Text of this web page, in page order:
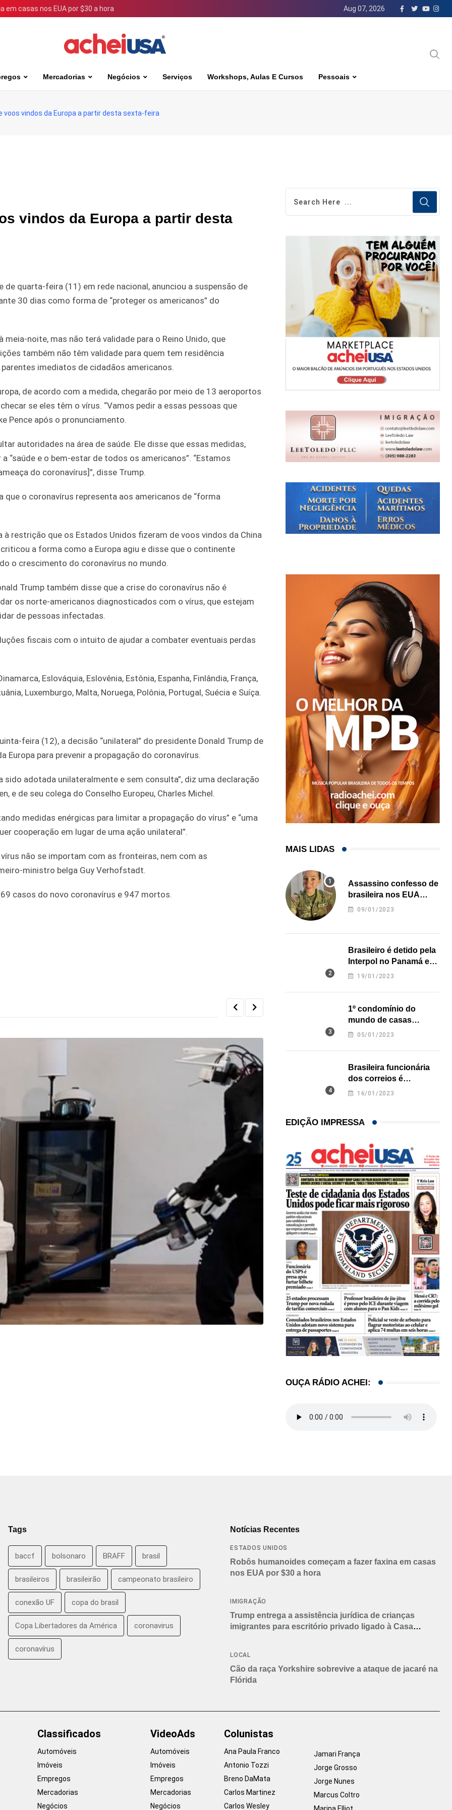
casas nos EUA por $30 a hora Aug 07, 2026
Mercadorias Negócios Serviços Workshops, Aulas E Cursos Pessoais
voos vindos da Europa a partir desta sexta-feira
vindos da Europa a partir desta
quarta-feira (11) em rede nacional, anunciou a suspensão de
30 dias como forma de “proteger os americanos” do
noite, mas não terá validade para o Reino Unido, que
também não têm validade para quem tem residência
imediatos de cidadãos americanos.
de acordo com a medida, chegarão por meio de 13 aeroportos
se eles têm o vírus. “Vamos pedir a essas pessoas que
Pence após o pronunciamento.
autoridades na área de saúde. Ele disse que essas medidas,
“saúde e o bem-estar de todos os americanos”. “Estamos
do coronavírus]”, disse Trump.
o coronavírus representa aos americanos de “forma
restrição que os Estados Unidos fizeram de voos vindos da China
a forma como a Europa agiu e disse que o continente
o crescimento do coronavírus no mundo.
Trump também disse que a crise do coronavírus não é
os norte-americanos diagnosticados com o vírus, que estejam
de pessoas infectadas.
fiscais com o intuito de ajudar a combater eventuais perdas
Eslováquia, Eslovênia, Estônia, Espanha, Finlândia, França,
Luxemburgo, Malta, Noruega, Polônia, Portugal, Suécia e Suíça.
feira (12), a decisão “unilateral” do presidente Donald Trump de
para prevenir a propagação do coronavírus.
sido adotada unilateralmente e sem consulta”, diz uma declaração
e de seu colega do Conselho Europeu, Charles Michel.
medidas enérgicas para limitar a propagação do vírus” e “uma
cooperação em lugar de uma ação unilateral”.
não se importam com as fronteiras, nem com as
ministro belga Guy Verhofstadt.
casos do novo coronavírus e 947 mortos.
ESTADOS UNIDOS ,IMIGRAÇÃO,
06/08/2026
MAIS LIDAS
Assassino confesso de
brasileira nos EUA
revela onde deixou o
09/01/2023
Brasileiro é detido pela
Interpol no Panamá e
pode pegar prisão
19/01/2023
1º condomínio do
mundo de casas
impressas em 3D é
05/01/2023
Brasileira funcionária
dos correios é
assassinada a facadas
16/01/2023
EDIÇÃO IMPRESSA
OUÇA RÁDIO ACHEI:
Tags
baccf bolsonaro BRAFF brasil
brasileiros brasileirão campeonato brasileiro
conexão UF copa do brasil
Copa Libertadores da América coronavirus
coronavírus
Notícias Recentes
ESTADOS UNIDOS
Robôs humanoides começam a fazer faxina em casas
nos EUA por $30 a hora
IMIGRAÇÃO
Trump entrega a assistência jurídica de crianças
imigrantes para escritório privado ligado à Casa
LOCAL
Cão da raça Yorkshire sobrevive a ataque de jacaré na
Flórida
Classificados
Automóveis
Imóveis
Empregos
Mercadorias
Negócios
VideoAds
Automóveis
Imóveis
Empregos
Mercadorias
Negócios
Colunistas
Ana Paula Franco
Antonio Tozzi
Breno DaMata
Carlos Martinez
Carlos Wesley
Jamari França
Jorge Grosso
Jorge Nunes
Marcus Coltro